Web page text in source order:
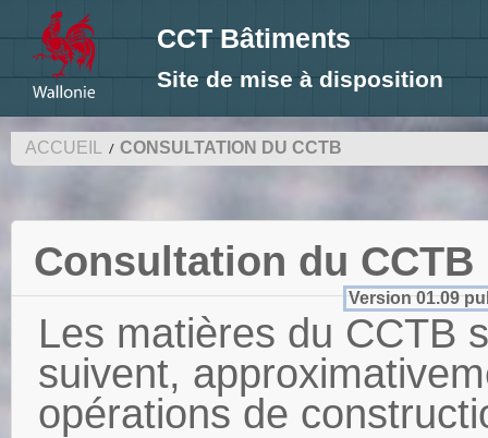
CCT Bâtiments
Site de mise à disposition
ACCUEIL CONSULTATION DU CCTB
Consultation du CCTB
Version 01.09
Les matières du CCTB
suivent,
opérations de